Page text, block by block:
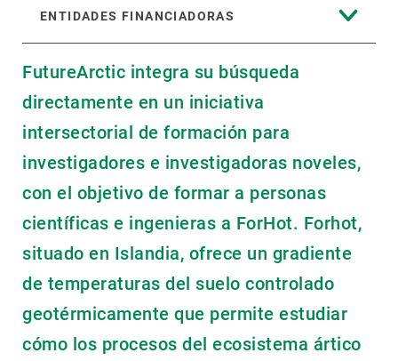
ENTIDADES FINANCIADORAS
FutureArctic integra su búsqueda
directamente en un iniciativa
intersectorial de formación para
investigadores e investigadoras noveles,
con el objetivo de formar a personas
científicas e ingenieras a ForHot. Forhot,
situado en Islandia, ofrece un gradiente
de temperaturas del suelo controlado
geotérmicamente que permite estudiar
cómo los procesos del ecosistema ártico